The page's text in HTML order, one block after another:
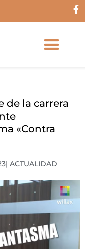
F
de la carrera
«Contra
| ACTUALIDAD